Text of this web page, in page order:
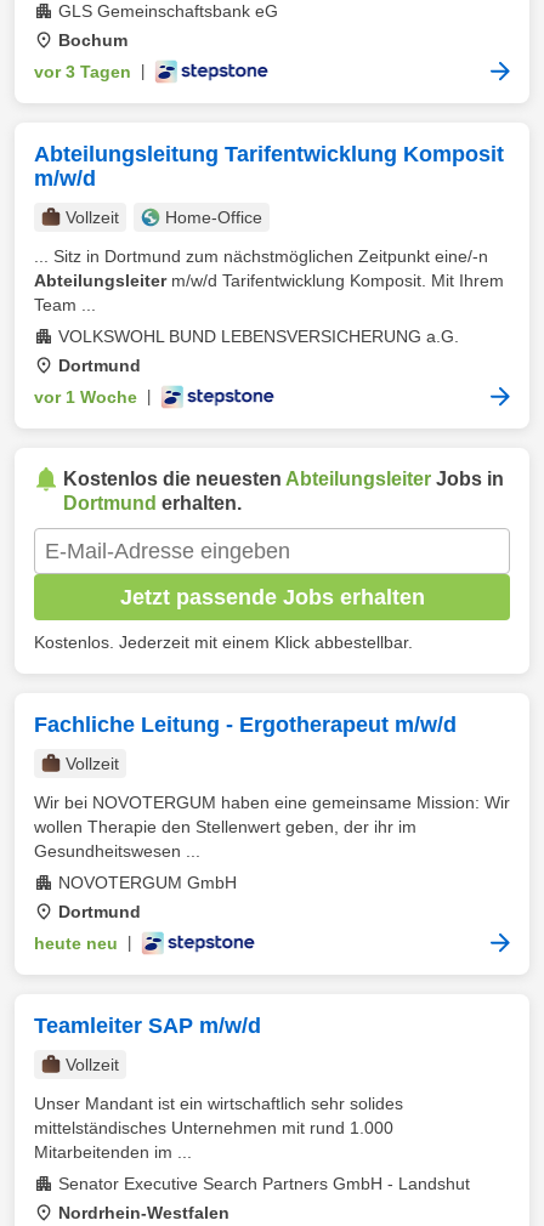
GLS Gemeinschaftsbank eG
Bochum
vor 3 Tagen
Abteilungsleitung Tarifentwicklung Komposit
m/w/d
Vollzeit
Home-Office
... Sitz in Dortmund zum nächstmöglichen Zeitpunkt eine/-n
Abteilungsleiterm/w/d Tarifentwicklung Komposit. Mit Ihrem
Team ...
VOLKSWOHL BUND LEBENSVERSICHERUNG a.G.
Dortmund
vor 1 Woche
Kostenlos die neuesten Abteilungsleiter Jobs in
Dortmund erhalten.
Jetzt passende Jobs erhalten
Kostenlos. Jederzeit mit einem Klick abbestellbar.
Fachliche Leitung - Ergotherapeut m/w/d
Vollzeit
Wir bei NOVOTERGUM haben eine gemeinsame Mission: Wir
wollen Therapie den Stellenwert geben, der ihr im
Gesundheitswesen ...
NOVOTERGUM GmbH
Dortmund
heute neu
Teamleiter SAP m/w/d
Vollzeit
Unser Mandant ist ein wirtschaftlich sehr solides
mittelständisches Unternehmen mit rund 1.000
Mitarbeitenden im ...
Senator Executive Search Partners GmbH - Landshut
Nordrhein-Westfalen